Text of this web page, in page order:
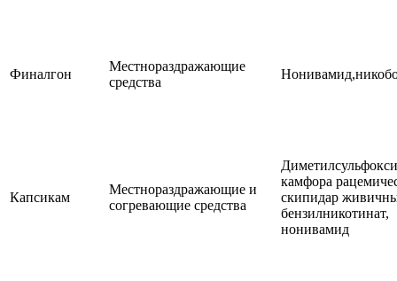
Финалгон
Местнораздражающие
средства
Капсикам
Местнораздражающие и
согревающие средства
камфора
скипидар
бензилникотинат,
нонивамид